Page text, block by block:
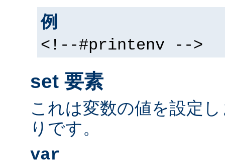
例
<!--#printenv -->
set 要素
これは変数の値を設定
りです。
var